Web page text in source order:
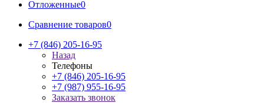
Отложенные0
Сравнение товаров0
+7 (846) 205-16-95
Назад
Телефоны
+7 (846) 205-16-95
+7 (987) 955-16-95
Заказать звонок